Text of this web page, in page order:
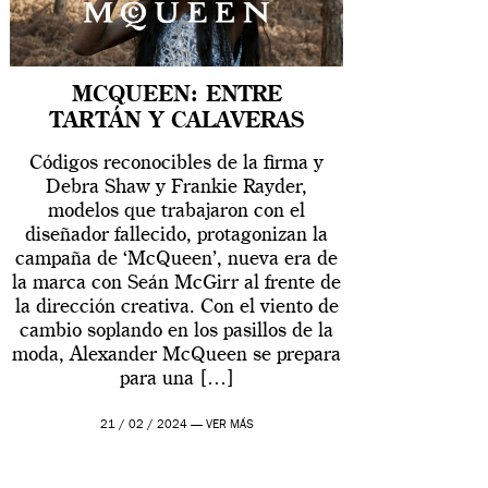
MCQUEEN: ENTRE
TARTÁN Y CALAVERAS
Códigos reconocibles de la firma y
Debra Shaw y Frankie Rayder,
modelos que trabajaron con el
diseñador fallecido, protagonizan la
campaña de ‘McQueen’, nueva era de
la marca con Seán McGirr al frente de
la dirección creativa. Con el viento de
cambio soplando en los pasillos de la
moda, Alexander McQueen se prepara
para una […]
21 / 02 / 2024 — VER MÁS